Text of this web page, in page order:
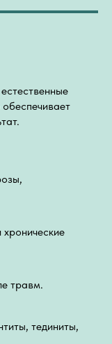
травм.
тединиты,